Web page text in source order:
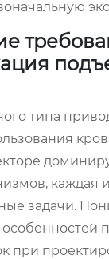
типа
каждая
задачи.
при